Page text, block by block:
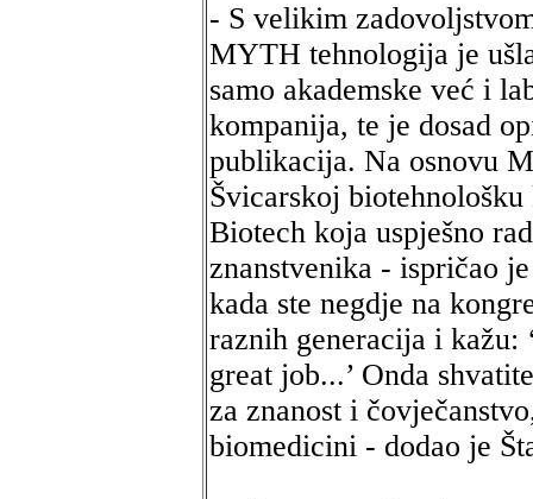
- S velikim
MYTH tehnologija je
samo akademske već i
kompanija, te je dosad
publikacija. Na osnovu
Švicarskoj
Biotech koja uspješno
znanstvenika - ispričao
kada ste negdje na
raznih generacija i kažu:
great job...’ Onda
za znanost i
biomedicini - dodao je